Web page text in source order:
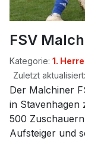
FSV
Kategorie: 1.
Zuletzt
Der Malchiner
in Stavenhagen
500
Aufsteiger und